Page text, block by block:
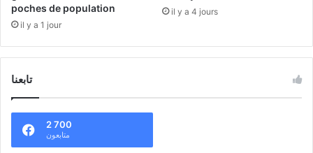
poches de population
il y a 1 jour
il y a 4 jours
تابعنا
2 700
متابعون